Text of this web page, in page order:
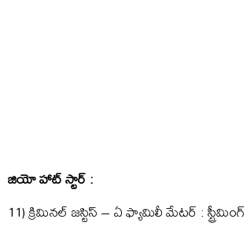
జియో హాట్ స్టార్ :
11) క్రిమినల్ జస్టిస్ – ఏ ఫ్యామిలీ మేటర్ :